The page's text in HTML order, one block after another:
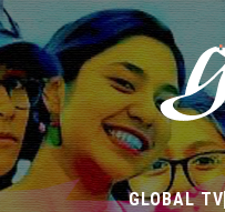
GLOBAL TV